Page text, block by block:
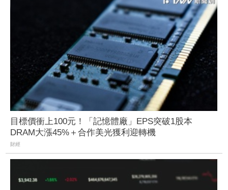
目標價衝上100元！「記憶體廠」EPS突破1股本
DRAM大漲45%＋合作美光獲利迎轉機
財經